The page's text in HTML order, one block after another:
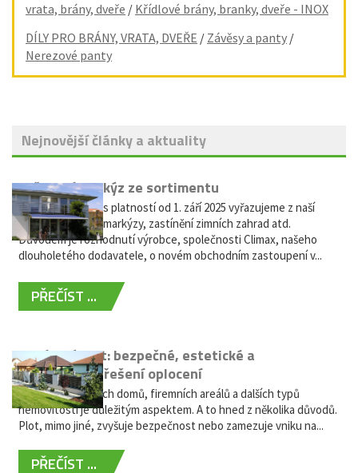
vrata, brány, dveře / Křídlové brány, branky, dveře - INOX
DÍLY PRO BRÁNY, VRATA, DVEŘE / Závěsy a panty /
Nerezové panty
Nejnovější články a aktuality
Vyřazení markýz ze sortimentu
Vážení zákazníci, s platností od 1. září 2025 vyřazujeme z naší
nabídky výsuvné markýzy, zastínění zimních zahrad atd.
Důvodem je rozhodnutí výrobce, společnosti Climax, našeho
dlouholetého dodavatele, o novém obchodním zastoupení v...
PŘEČÍST ...
Hliníkový plot: bezpečné, estetické a
bezúdržbové řešení oplocení
Oplocení rodinných domů, firemních areálů a dalších typů
nemovitostí je důležitým aspektem. A to hned z několika důvodů.
Plot, mimo jiné, zvyšuje bezpečnost nebo zamezuje vniku na...
PŘEČÍST ...